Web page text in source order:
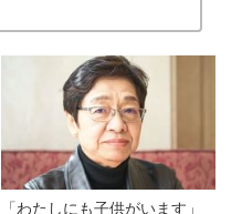
「わたしにも子供がいます」